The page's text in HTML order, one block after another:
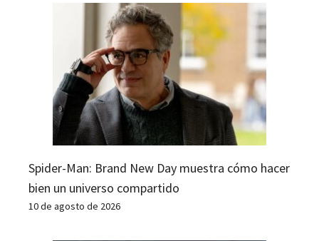
Spider-Man: Brand New Day muestra cómo hacer
bien un universo compartido
10 de agosto de 2026